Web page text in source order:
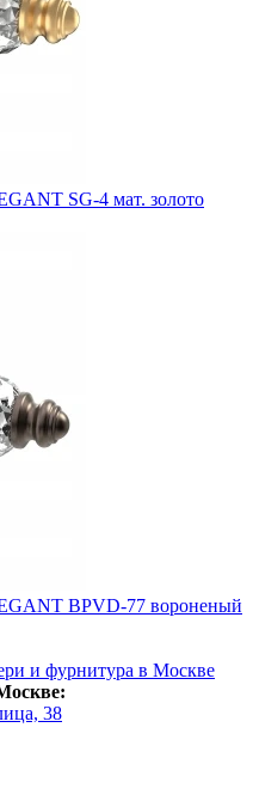
SG-4 мат. золото
BPVD-77 вороненый
и фурнитура в Москве
38